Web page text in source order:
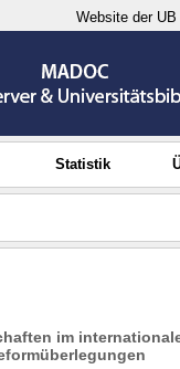
Website der UB
Statistik
im